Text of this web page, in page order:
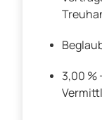
3,00 %